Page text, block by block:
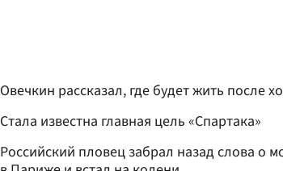
Овечкин рассказал, где будет жить после
Стала известна главная цель «Спартака»
Российский пловец забрал назад слова о